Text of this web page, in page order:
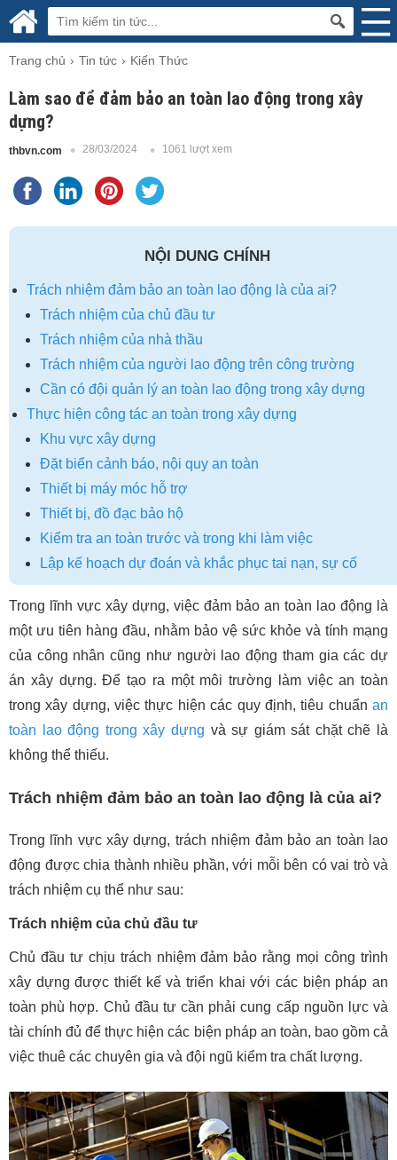
Trang chủ Tin tức Kiến Thức
Làm sao để đảm bảo an toàn lao động trong xây
dựng?
thbvn.com 28/03/2024 1061 lượt xem
NỘI DUNG CHÍNH
Trách nhiệm đảm bảo an toàn lao động là của ai?
Trách nhiệm của chủ đầu tư
Trách nhiệm của nhà thầu
Trách nhiệm của người lao động trên công trường
Cần có đội quản lý an toàn lao động trong xây dựng
Thực hiện công tác an toàn trong xây dựng
Khu vực xây dựng
Đặt biển cảnh báo, nội quy an toàn
Thiết bị máy móc hỗ trợ
Thiết bị, đồ đạc bảo hộ
Kiểm tra an toàn trước và trong khi làm việc
Lập kế hoạch dự đoán và khắc phục tai nạn, sự cố
Trong lĩnh vực xây dựng, việc đảm bảo an toàn lao động là
một ưu tiên hàng đầu, nhằm bảo vệ sức khỏe và tính mạng
của công nhân cũng như người lao động tham gia các dự
án xây dựng. Để tạo ra một môi trường làm việc an toàn
trong xây dựng, việc thực hiện các quy định, tiêu chuẩn an
toàn lao động trong xây dựng và sự giám sát chặt chẽ là
không thể thiếu.
Trách nhiệm đảm bảo an toàn lao động là của ai?
Trong lĩnh vực xây dựng, trách nhiệm đảm bảo an toàn lao
động được chia thành nhiều phần, với mỗi bên có vai trò và
trách nhiệm cụ thể như sau:
Trách nhiệm của chủ đầu tư
Chủ đầu tư chịu trách nhiệm đảm bảo rằng mọi công trình
xây dựng được thiết kế và triển khai với các biện pháp an
toàn phù hợp. Chủ đầu tư cần phải cung cấp nguồn lực và
tài chính đủ để thực hiện các biện pháp an toàn, bao gồm cả
việc thuê các chuyên gia và đội ngũ kiểm tra chất lượng.